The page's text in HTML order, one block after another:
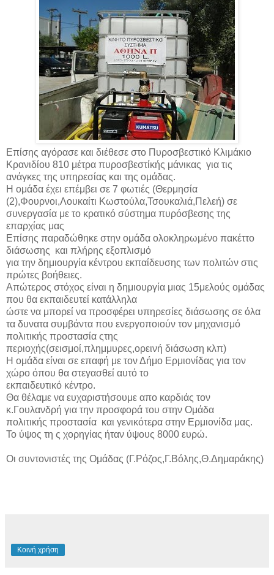
Επίσης αγόρασε και διέθεσε στο Πυροσβεστικό Κλιμάκιο
Κρανιδίου 810 μέτρα πυροσβεστίκής μάνικας για τις
ανάγκες της υπηρεσίας και της ομάδας.
Η ομάδα έχει επέμβει σε 7 φωτιές (Θερμησία
(2),Φουρνοι,Λουκαίτι Κωστούλα,Τσουκαλιά,Πελεή) σε
συνεργασία με το κρατικό σύστημα πυρόσβεσης της
επαρχίας μας
Επίσης παραδώθηκε στην ομάδα ολοκληρωμένο πακέττο
διάσωσης και πλήρης εξοπλισμό
για την δημιουργία κέντρου εκπαίδευσης των πολιτών στις
πρώτες βοήθειες.
Απώτερος στόχος είναι η δημιουργία μιας 15μελούς ομάδας
που θα εκπαιδευτεί κατάλληλα
ώστε να μπορεί να προσφέρει υπηρεσίες διάσωσης σε όλα
τα δυνατα συμβάντα που ενεργοποιούν τον μηχανισμό
πολιτικής προστασία ςτης
περιοχής(σεισμοί,πλημμυρες,ορεινή διάσωση κλπ)
Η ομάδα είναι σε επαφή με τον Δήμο Ερμιονίδας για τον
χώρο όπου θα στεγασθεί αυτό το
εκπαιδευτικό κέντρο.
Θα θέλαμε να ευχαριστήσουμε απο καρδιάς τον
κ.Γουλανδρή για την προσφορά του στην Ομάδα
πολιτικής προστασία και γενικότερα στην Ερμιονίδα μας.
Το ύψος τη ς χορηγίας ήταν ύψους 8000 ευρώ.
Οι συντονιστές της Ομάδας (Γ.Ρόζος,Γ.Βόλης,Θ.Δημαράκης)
Κοινή χρήση